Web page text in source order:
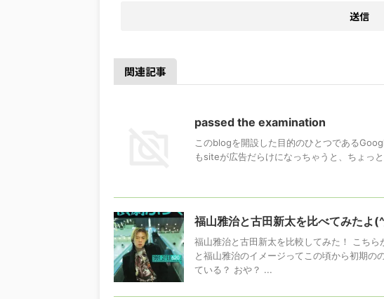
関連記事
passed the examination
このblogを開設した目的のひとつである
もsiteが広告だらけになっちゃうと、ちょっ
福山雅治と古田新太を比べてみたよ
福山雅治と古田新太を比較してみた！ こち
と福山雅治のイメージってこの頃から初期の
ている？ おや？ ...